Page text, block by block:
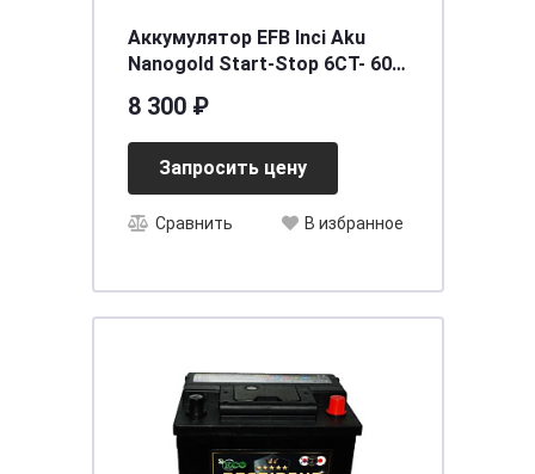
Аккумулятор EFB Inci Aku
Nanogold Start-Stop 6СТ- 60
[д242ш175в175/560EN] [LB2],
шт
8 300 ₽
Запросить цену
Сравнить В избранное